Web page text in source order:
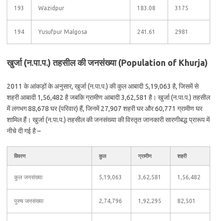
193 Wazidpur 183.08 3175
194 Yusufpur Malgosa 241.61 2981
खुर्जा (न.पा.प.) तहसील की जनसंख्या (Population of Khurja)
2011 के आंकड़ों के अनुसार, खुर्जा (न.पा.प.) की कुल आबादी 5,19,063 है, जिसमें से
शहरी आबादी 1,56,482 है जबकि ग्रामीण आबादी 3,62,581 है। खुर्जा (न.पा.प.) तहसील
में लगभग 88,678 घर (परिवार) हैं, जिनमें 27,907 शहरी घर और 60,771 ग्रामीण घर
शामिल हैं। खुर्जा (न.पा.प.) तहसील की जनसंख्या की विस्तृत जानकारी सारणीबद्ध प्रारूप में
नीचे दी गई है –
विवरण कुल ग्रामीण शहरी
कुल जनसंख्या 5,19,063 3,62,581 1,56,482
पुरुष जनसंख्या 2,74,796 1,92,295 82,501